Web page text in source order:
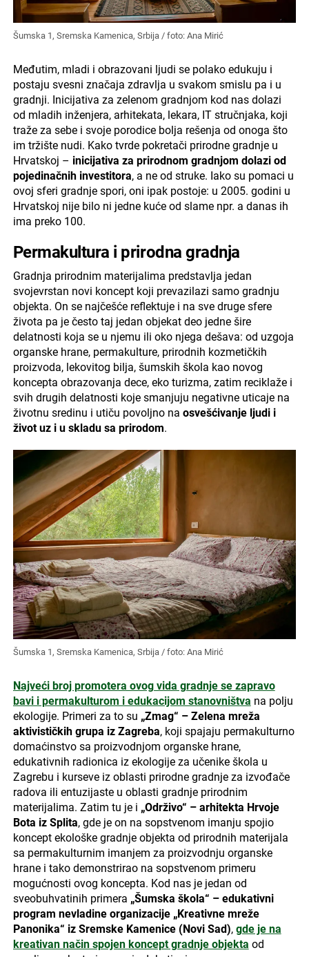
Šumska 1, Sremska Kamenica, Srbija / foto: Ana Mirić
Međutim, mladi i obrazovani ljudi se polako edukuju i
postaju svesni značaja zdravlja u svakom smislu pa i u
gradnji. Inicijativa za zelenom gradnjom kod nas dolazi
od mladih inženjera, arhitekata, lekara, IT stručnjaka, koji
traže za sebe i svoje porodice bolja rešenja od onoga što
im tržište nudi. Kako tvrde pokretači prirodne gradnje u
Hrvatskoj – inicijativa za prirodnom gradnjom dolazi od
pojedinačnih investitora, a ne od struke. Iako su pomaci u
ovoj sferi gradnje spori, oni ipak postoje: u 2005. godini u
Hrvatskoj nije bilo ni jedne kuće od slame npr. a danas ih
ima preko 100.
Permakultura i prirodna gradnja
Gradnja prirodnim materijalima predstavlja jedan
svojevrstan novi koncept koji prevazilazi samo gradnju
objekta. On se najčešće reflektuje i na sve druge sfere
života pa je često taj jedan objekat deo jedne šire
delatnosti koja se u njemu ili oko njega dešava: od uzgoja
organske hrane, permakulture, prirodnih kozmetičkih
proizvoda, lekovitog bilja, šumskih škola kao novog
koncepta obrazovanja dece, eko turizma, zatim reciklaže i
svih drugih delatnosti koje smanjuju negativne uticaje na
životnu sredinu i utiču povoljno na osvešćivanje ljudi i
život uz i u skladu sa prirodom.
Šumska 1, Sremska Kamenica, Srbija / foto: Ana Mirić
Najveći broj promotera ovog vida gradnje se zapravo
bavi i permakulturom i edukacijom stanovništva na polju
ekologije. Primeri za to su „Zmag“ – Zelena mreža
aktivističkih grupa iz Zagreba, koji spajaju permakulturno
domaćinstvo sa proizvodnjom organske hrane,
edukativnih radionica iz ekologije za učenike škola u
Zagrebu i kurseve iz oblasti prirodne gradnje za izvođače
radova ili entuzijaste u oblasti gradnje prirodnim
materijalima. Zatim tu je i „Održivo“ – arhitekta Hrvoje
Bota iz Splita, gde je on na sopstvenom imanju spojio
koncept ekološke gradnje objekta od prirodnih materijala
sa permakulturnim imanjem za proizvodnju organske
hrane i tako demonstrirao na sopstvenom primeru
mogućnosti ovog koncepta. Kod nas je jedan od
sveobuhvatinih primera „Šumska škola“ – edukativni
program nevladine organizacije „Kreativne mreže
Panonika“ iz Sremske Kamenice (Novi Sad), gde je na
kreativan način spojen koncept gradnje objekta od